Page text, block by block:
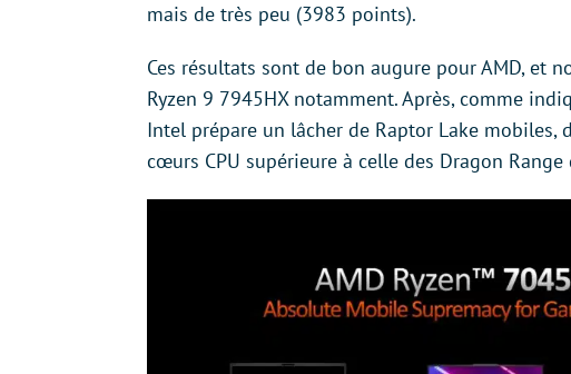
mais de très peu (3983 points).
Ces résultats sont de bon augure pour AMD, et
Ryzen 9 7945HX notamment. Après, comme
Intel prépare un lâcher de Raptor Lake
cœurs CPU supérieure à celle des Dragon Range